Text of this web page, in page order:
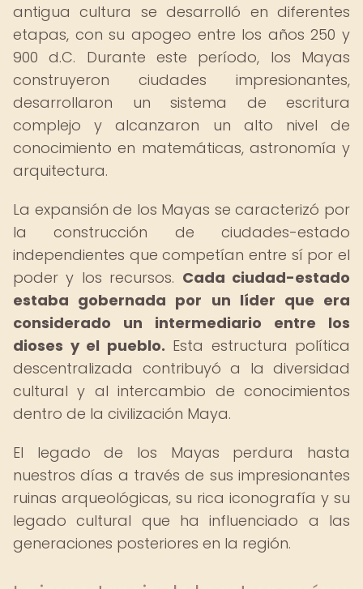
antigua cultura se desarrolló en diferentes
etapas, con su apogeo entre los años 250 y
900 d.C. Durante este período, los Mayas
construyeron ciudades impresionantes,
desarrollaron un sistema de escritura
complejo y alcanzaron un alto nivel de
conocimiento en matemáticas, astronomía y
arquitectura.
La expansión de los Mayas se caracterizó por
la construcción de ciudades-estado
independientes que competían entre sí por el
poder y los recursos. Cada ciudad-estado
estaba gobernada por un líder que era
considerado un intermediario entre los
dioses y el pueblo. Esta estructura política
descentralizada contribuyó a la diversidad
cultural y al intercambio de conocimientos
dentro de la civilización Maya.
El legado de los Mayas perdura hasta
nuestros días a través de sus impresionantes
ruinas arqueológicas, su rica iconografía y su
legado cultural que ha influenciado a las
generaciones posteriores en la región.